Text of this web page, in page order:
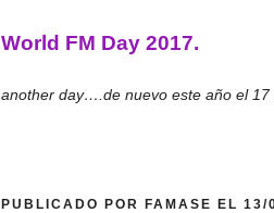
World FM Day 2017.
another day….de nuevo este año el 17
PUBLICADO POR FAMASE EL 13/